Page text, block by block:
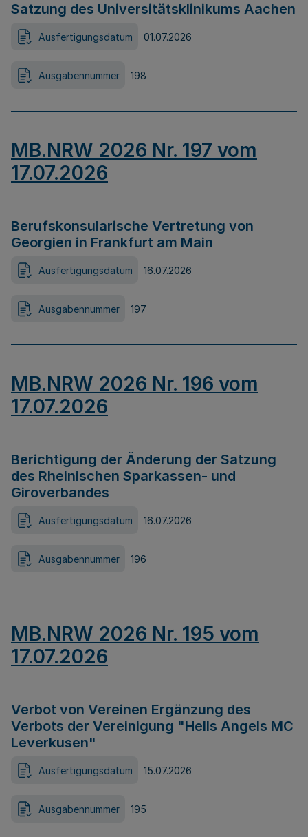
Satzung des Universitätsklinikums Aachen
Ausfertigungsdatum 01.07.2026
Ausgabennummer 198
MB.NRW 2026 Nr. 197 vom
17.07.2026
Berufskonsularische Vertretung von
Georgien in Frankfurt am Main
Ausfertigungsdatum 16.07.2026
Ausgabennummer 197
MB.NRW 2026 Nr. 196 vom
17.07.2026
Berichtigung der Änderung der Satzung
des Rheinischen Sparkassen- und
Giroverbandes
Ausfertigungsdatum 16.07.2026
Ausgabennummer 196
MB.NRW 2026 Nr. 195 vom
17.07.2026
Verbot von Vereinen Ergänzung des
Verbots der Vereinigung "Hells Angels MC
Leverkusen"
Ausfertigungsdatum 15.07.2026
Ausgabennummer 195